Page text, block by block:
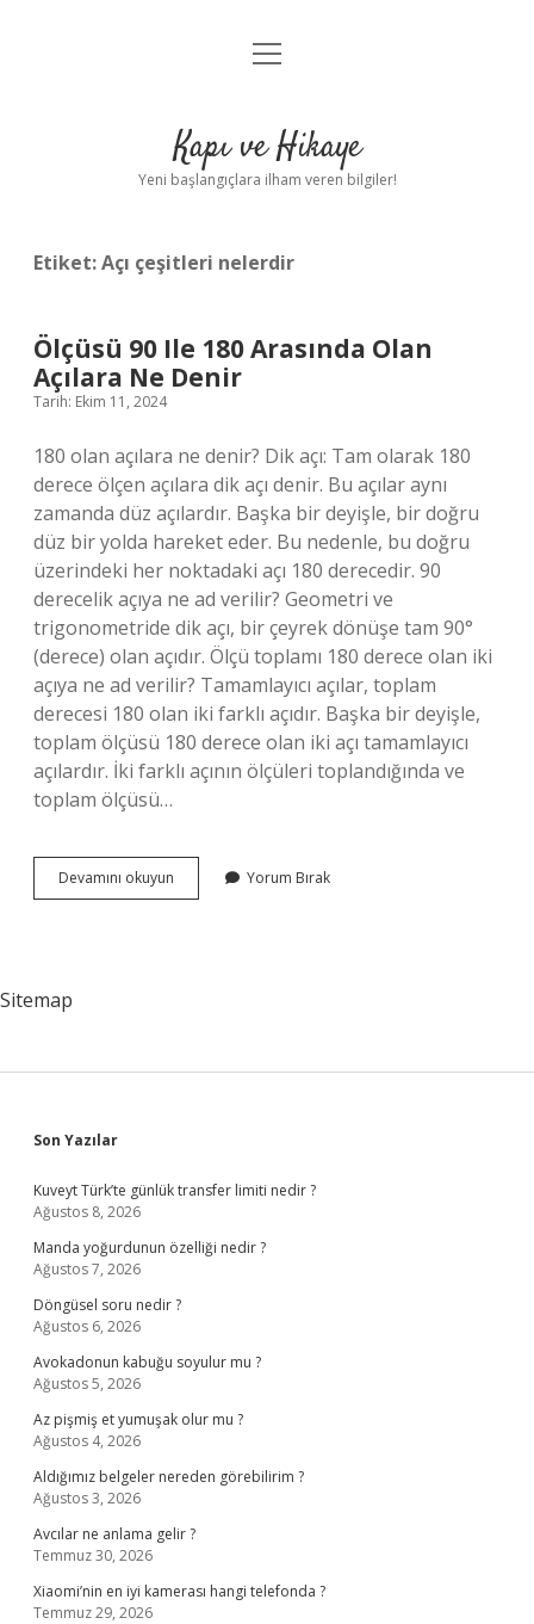
Anasayfa
Yasal Uyarı
menüyü
Kapı ve Hikaye
Yeni başlangıçlara ilham veren bilgiler!
Etiket:Açı çeşitleri nelerdir
Ölçüsü 90 Ile 180 Arasında Olan
Açılara Ne Denir
Tarih: Ekim 11, 2024
180 olan açılara ne denir? Dik açı: Tam olarak 180
derece ölçen açılara dik açı denir. Bu açılar aynı
zamanda düz açılardır. Başka bir deyişle, bir doğru
düz bir yolda hareket eder. Bu nedenle, bu doğru
üzerindeki her noktadaki açı 180 derecedir. 90
derecelik açıya ne ad verilir? Geometri ve
trigonometride dik açı, bir çeyrek dönüşe tam 90°
(derece) olan açıdır. Ölçü toplamı 180 derece olan iki
açıya ne ad verilir? Tamamlayıcı açılar, toplam
derecesi 180 olan iki farklı açıdır. Başka bir deyişle,
toplam ölçüsü 180 derece olan iki açı tamamlayıcı
açılardır. İki farklı açının ölçüleri toplandığında ve
toplam ölçüsü…
Devamını okuyun
90
Yorum Bırak
Sitemap
Sidebar
Son Yazılar
Kuveyt Türk’te günlük transfer limiti nedir ?
Ağustos 8, 2026
Manda yoğurdunun özelliği nedir ?
Ağustos 7, 2026
Döngüsel soru nedir ?
Ağustos 6, 2026
Avokadonun kabuğu soyulur mu ?
Ağustos 5, 2026
Az pişmiş et yumuşak olur mu ?
Ağustos 4, 2026
Aldığımız belgeler nereden görebilirim ?
Ağustos 3, 2026
Avcılar ne anlama gelir ?
Temmuz 30, 2026
Xiaomi’nin en iyi kamerası hangi telefonda ?
Temmuz 29, 2026